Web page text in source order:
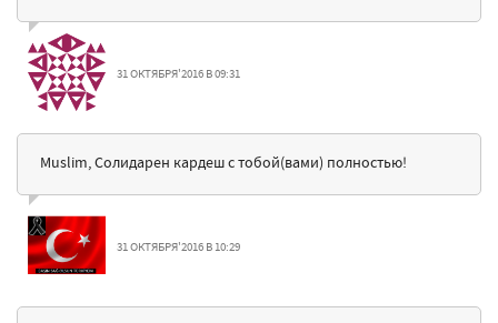
31 ОКТЯБРЯ'2016 В 09:31
Muslim, Солидарен кардеш с тобой(вами) полностью!
31 ОКТЯБРЯ'2016 В 10:29